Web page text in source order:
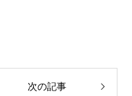
次の記事